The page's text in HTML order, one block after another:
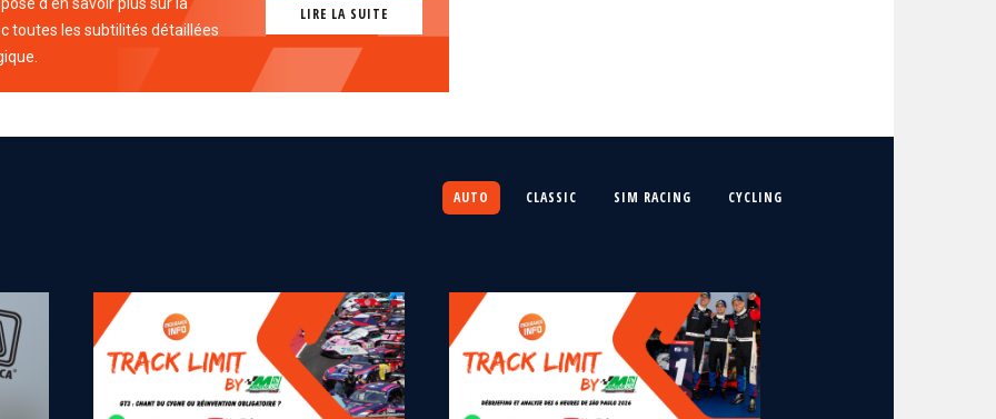
d'en savoir plus sur la
toutes les subtilités détaillées
LIRE LA SUITE
AUTO CLASSIC SIM RACING CYCLING